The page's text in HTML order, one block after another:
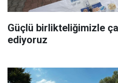
Güçlü birlikteliğimizle
ediyoruz